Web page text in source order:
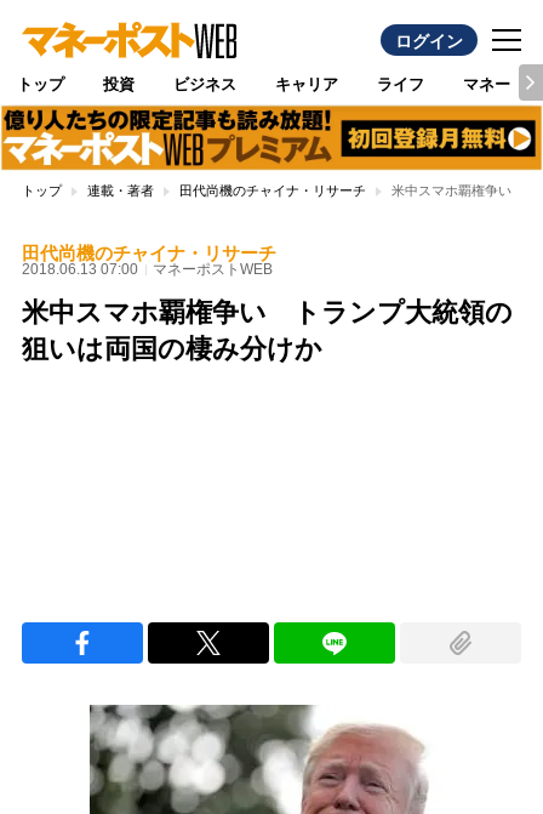
ログイン
トップ 投資 ビジネス キャリア ライフ マネー
トップ 連載・著者 田代尚機のチャイナ・リサーチ 米中スマホ覇権争い ト
田代尚機のチャイナ・リサーチ
2018.06.13 07:00 マネーポストWEB
米中スマホ覇権争い トランプ大統領の
狙いは両国の棲み分けか